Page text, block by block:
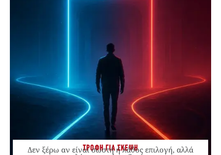
ΤΡΟΦΗ ΓΙΑ ΣΚΕΨΗ
Δεν ξέρω αν είναι σωστή ή λάθος επιλογή, αλλά